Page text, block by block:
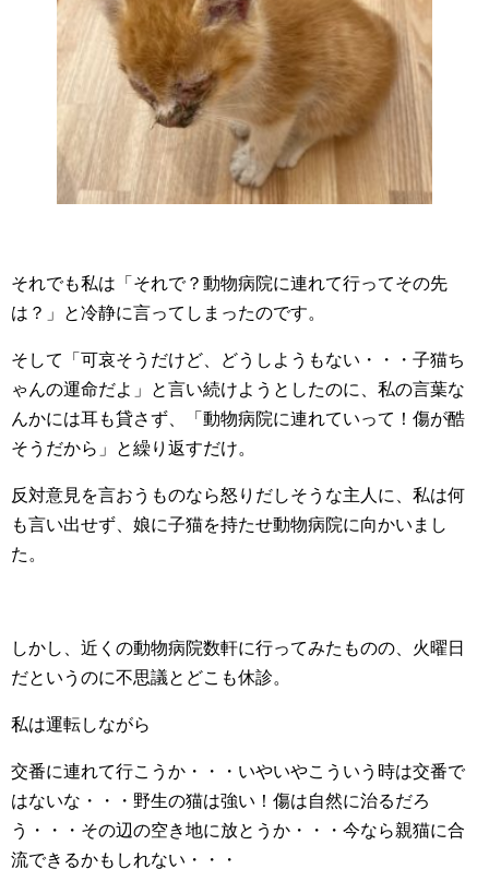
それでも私は「それで？動物病院に連れて行ってその先
は？」と冷静に言ってしまったのです。
そして「可哀そうだけど、どうしようもない・・・子猫ち
ゃんの運命だよ」と言い続けようとしたのに、私の言葉な
んかには耳も貸さず、「動物病院に連れていって！傷が酷
そうだから」と繰り返すだけ。
反対意見を言おうものなら怒りだしそうな主人に、私は何
も言い出せず、娘に子猫を持たせ動物病院に向かいまし
た。
しかし、近くの動物病院数軒に行ってみたものの、火曜日
だというのに不思議とどこも休診。
私は運転しながら
交番に連れて行こうか・・・いやいやこういう時は交番で
はないな・・・野生の猫は強い！傷は自然に治るだろ
う・・・その辺の空き地に放とうか・・・今なら親猫に合
流できるかもしれない・・・